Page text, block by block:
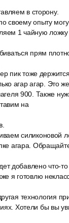
в сторону.
своему опыту могу
1 чайную
прям
пик тоже
агар агар. Это
900. Также
на
силиконовой
агара.
добавлено что-
я готовлю
технология
Хотели бы вы